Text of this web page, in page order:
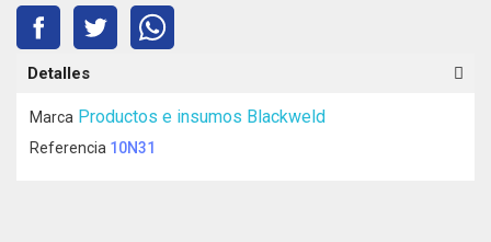
Detalles
Marca Productos e insumos Blackweld
Referencia 10N31